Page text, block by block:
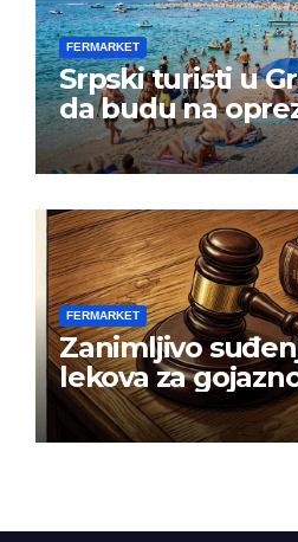
FERMARKET
Srpski turisti u
da budu na
FERMARKET
Zanimljivo
lekova za